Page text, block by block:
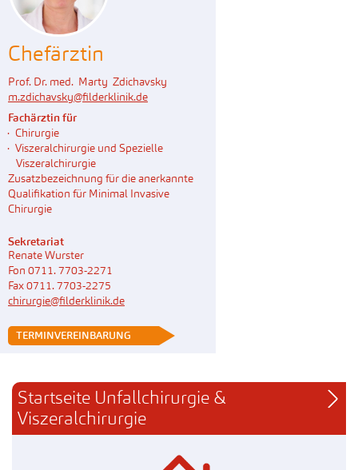
Chefärztin
Prof. Dr. med. Marty Zdichavsky
m.zdichavsky@filderklinik.de
Fachärztin für
Chirurgie
Viszeralchirurgie und Spezielle
Viszeralchirurgie
Zusatzbezeichnung für die anerkannte
Qualifikation für Minimal Invasive
Chirurgie
Sekretariat
Renate Wurster
Fon 0711. 7703-2271
Fax 0711. 7703-2275
chirurgie@filderklinik.de
TERMINVEREINBARUNG
Startseite Unfallchirurgie &
Viszeralchirurgie